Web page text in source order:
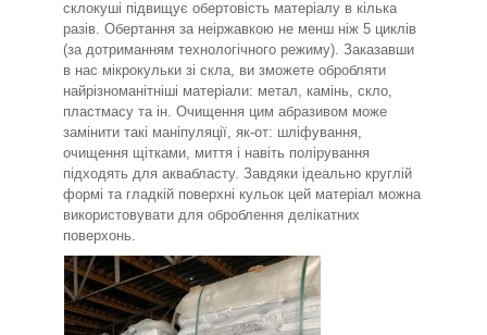
склокуші підвищує обертовість матеріалу в кілька
разів. Обертання за неіржавкою не менш ніж 5 циклів
(за дотриманням технологічного режиму). Заказавши
в нас мікрокульки зі скла, ви зможете обробляти
найрізноманітніші матеріали: метал, камінь, скло,
пластмасу та ін. Очищення цим абразивом може
замінити такі маніпуляції, як-от: шліфування,
очищення щітками, миття і навіть полірування
підходять для аквабласту. Завдяки ідеально круглій
формі та гладкій поверхні кульок цей матеріал можна
використовувати для оброблення делікатних
поверхонь.